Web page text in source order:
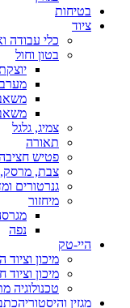
בטיחות
ציוד
כלי עבודה
בטון וחול
צמיג, גלגל
תאורה
פטיש
צבת, מרסק,
גנרטורים
מיחזור
נפה
היי-טק
מיכון וציוד
מיכון וציוד
טכנולוגיה
מגזין והיסטוריה